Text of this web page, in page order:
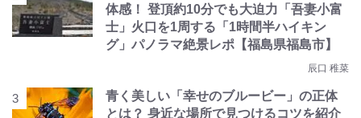
体感！ 登頂約10分でも大迫力「吾妻小富
士」火口を1周する「1時間半ハイキン
グ」パノラマ絶景レポ【福島県福島市】
辰口 稚菜
青く美しい「幸せのブルービー」の正体
とは？ 身近な場所で見つけるコツを紹介